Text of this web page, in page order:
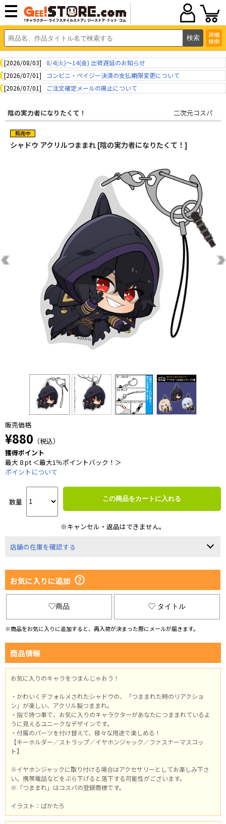
詳細
検索
[2026/08/03]
8/4(火)～14(金) 出荷遅延のお知らせ
[2026/07/01]
コンビニ・ペイジー決済の支払期限変更について
[2026/07/01]
ご注文確定メールの廃止について
陰の実力者になりたくて！ 二次元コスパ
シャドウ アクリルつままれ [陰の実力者になりたくて！]
販売価格
¥880 （税込）
獲得ポイント
最大 8 pt ＜最大1％ポイントバック！＞
ポイントについて
数量 この商品をカートに入れる
※キャンセル・返品はできません。
店舗の在庫を確認する
お気に入りに追加
商品 タイトル
※商品をお気に入りに追加すると、再入荷が決まった際にメールが届きます。
商品情報
お気に入りのキャラをつまんじゃおう！
・かわいくデフォルメされたシャドウの、「つままれた時のリアクショ
ン」が楽しい、アクリル製つままれ。
・指で持つ事で、お気に入りのキャラクターがあなたにつままれているよ
うに見えるユニークなデザインです。
・付属のパーツを付け替えて、様々な用途で楽しめる！
【キーホルダー／ストラップ／イヤホンジャック／ファスナーマスコッ
ト】
※イヤホンジャックに取り付ける場合はアクセサリーとしてお楽しみ下さ
い。携帯電話などをぶら下げると落下する可能性がございます。
※「つままれ」はコスパの登録商標です。
イラスト：ぱかたろ